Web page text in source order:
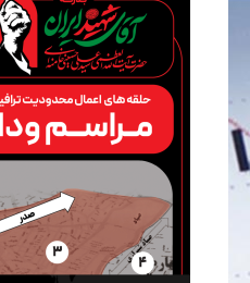
پیوند‌ها
چند رسانه‌ای
اجتماعی
بیمه و بورس